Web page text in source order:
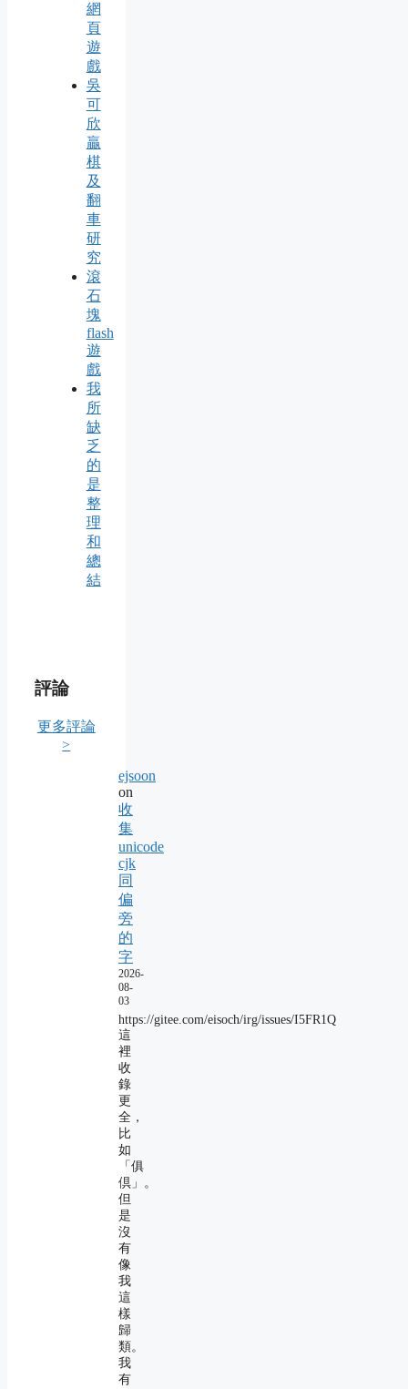
網
頁
遊
戲
吳
可
欣
贏
棋
及
翻
車
研
究
滾
石
塊
flash
遊
戲
我
所
缺
乏
的
是
整
理
和
總
結
評論
更多評論
>
ejsoon
on
收
集
unicode
cjk
同
偏
旁
的
字
2026-
08-
03
https://gitee.com/eisoch/irg/issues/I5FR1Q
這
裡
收
錄
更
全，
比
如
「俱
倶」。
但
是
沒
有
像
我
這
樣
歸
類。
我
有